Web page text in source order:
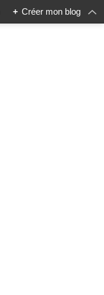
+ Créer mon blog